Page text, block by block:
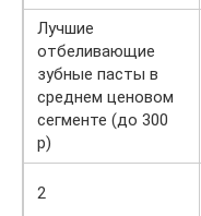
Лучшие
отбеливающие
зубные пасты в
среднем ценовом
сегменте (до 300
р)
2